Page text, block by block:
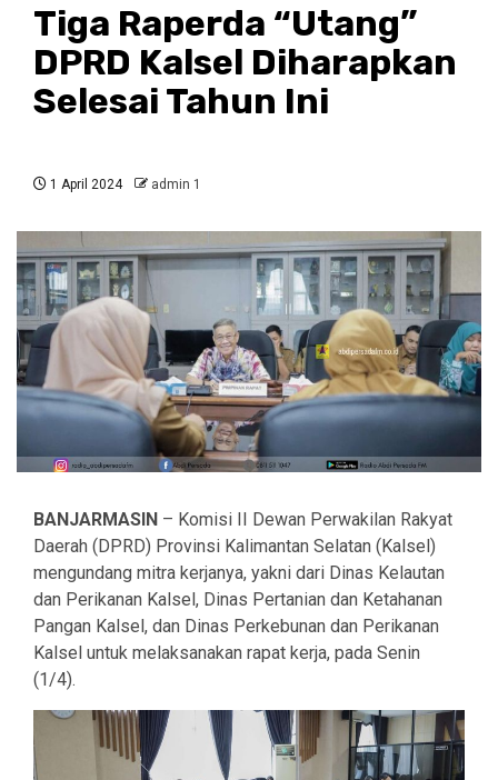
Tiga Raperda “Utang”
DPRD Kalsel Diharapkan
Selesai Tahun Ini
1 April 2024 admin 1
BANJARMASIN – Komisi II Dewan Perwakilan Rakyat
Daerah (DPRD) Provinsi Kalimantan Selatan (Kalsel)
mengundang mitra kerjanya, yakni dari Dinas Kelautan
dan Perikanan Kalsel, Dinas Pertanian dan Ketahanan
Pangan Kalsel, dan Dinas Perkebunan dan Perikanan
Kalsel untuk melaksanakan rapat kerja, pada Senin
(1/4).